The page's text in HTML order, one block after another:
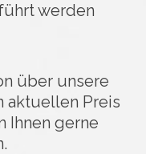
werden
über unsere
aktuellen Preis
Ihnen gerne